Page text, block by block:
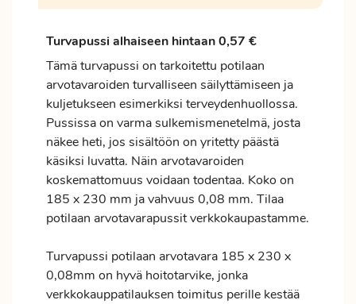
Turvapussi alhaiseen hintaan 0,57 €
Tämä turvapussi on tarkoitettu potilaan
arvotavaroiden turvalliseen säilyttämiseen ja
kuljetukseen esimerkiksi terveydenhuollossa.
Pussissa on varma sulkemismenetelmä, josta
näkee heti, jos sisältöön on yritetty päästä
käsiksi luvatta. Näin arvotavaroiden
koskemattomuus voidaan todentaa. Koko on
185 x 230 mm ja vahvuus 0,08 mm. Tilaa
potilaan arvotavarapussit verkkokaupastamme.
Turvapussi potilaan arvotavara 185 x 230 x
0,08mm on hyvä hoitotarvike, jonka
verkkokauppatilauksen toimitus perille kestää